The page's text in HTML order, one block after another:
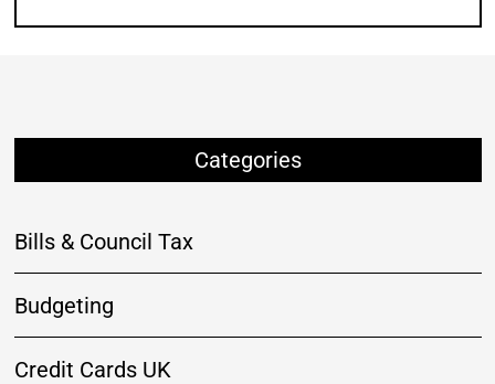
Categories
Bills & Council Tax
Budgeting
Credit Cards UK